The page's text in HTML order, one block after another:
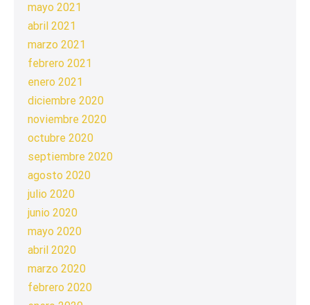
mayo 2021
abril 2021
marzo 2021
febrero 2021
enero 2021
diciembre 2020
noviembre 2020
octubre 2020
septiembre 2020
agosto 2020
julio 2020
junio 2020
mayo 2020
abril 2020
marzo 2020
febrero 2020